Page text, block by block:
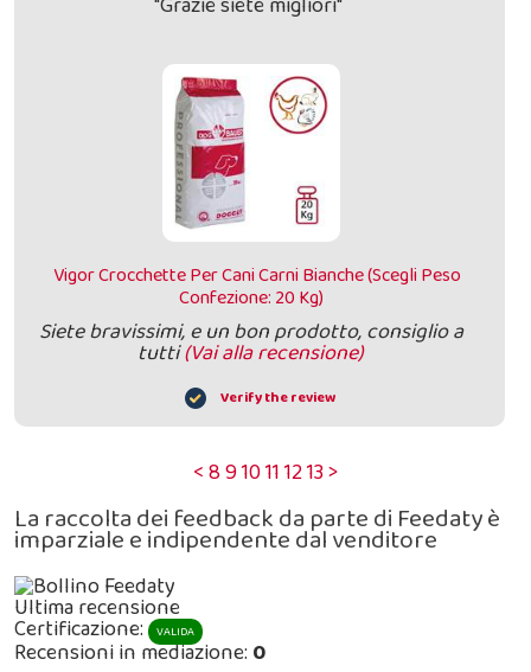
Vigor Crocchette Per Cani Carni Bianche (Scegli Peso
Confezione: 20 Kg)
Siete bravissimi, e un bon prodotto, consiglio a
tutti(Vai alla recensione)
Verify the review
<8910111213>
La raccolta dei feedback da parte di Feedaty è
imparziale e indipendente dal venditore
Ultima recensione
Certificazione: VALIDA
Recensioni in mediazione: 0